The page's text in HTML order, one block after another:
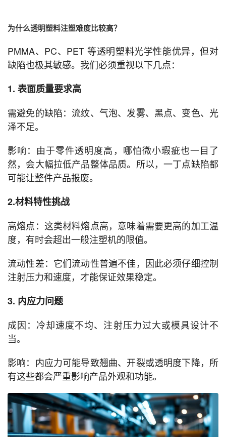
为什么透明塑料注塑难度比较高？
PMMA、PC、PET 等透明塑料光学性能优异，但对
缺陷也极其敏感。我们必须重视以下几点：
1. 表面质量要求高
需避免的缺陷：流纹、气泡、发雾、黑点、变色、光
泽不足。
影响：由于零件透明度高，哪怕微小瑕疵也一目了
然，会大幅拉低产品整体品质。所以，一丁点缺陷都
可能让整件产品报废。
2.材料特性挑战
高熔点：这类材料熔点高，意味着需要更高的加工温
度，有时会超出一般注塑机的限值。
流动性差：它们流动性普遍不佳，因此必须仔细控制
注射压力和速度，才能保证效果稳定。
3. 内应力问题
成因：冷却速度不均、注射压力过大或模具设计不
当。
影响：内应力可能导致翘曲、开裂或透明度下降，所
有这些都会严重影响产品外观和功能。